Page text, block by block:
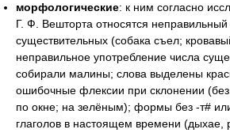
морфологические: к ним согласно
Г. Ф. Вешторта относятся
существительных (собака съел;
неправильное употребление числа
собирали малины; слова выделены
ошибочные флексии при склонении
по окне; на зелёным); формы без -т#
глаголов в настоящем времени (дыхае,